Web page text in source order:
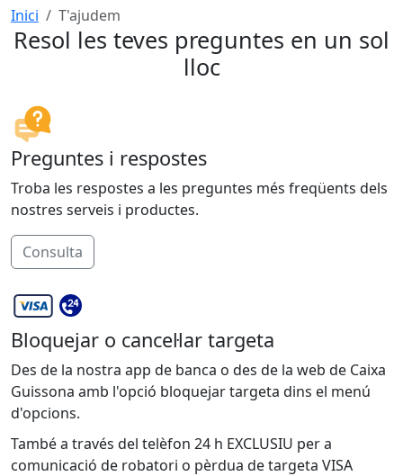
Inici T'ajudem
Resol les teves preguntes en un sol
lloc
Preguntes i respostes
Troba les respostes a les preguntes més freqüents dels
nostres serveis i productes.
Consulta
Bloquejar o cancel·lar targeta
Des de la nostra app de banca o des de la web de Caixa
Guissona amb l'opció bloquejar targeta dins el menú
d'opcions.
També a través del telèfon 24 h EXCLUSIU per a
comunicació de robatori o pèrdua de targeta VISA